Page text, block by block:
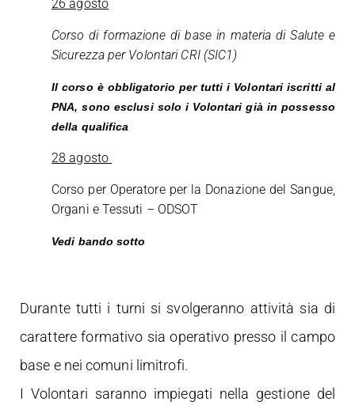
26 agosto
Corso di formazione di base in materia di Salute e
Sicurezza per Volontari CRI (SIC1)
Il corso è obbligatorio per tutti i Volontari iscritti al
PNA, sono esclusi solo i Volontari già in possesso
della qualifica
28 agosto
Corso per Operatore per la Donazione del Sangue,
Organi e Tessuti – ODSOT
Vedi bando sotto
Durante tutti i turni si svolgeranno attività sia di
carattere formativo sia operativo presso il campo
base e nei comuni limitrofi.
I Volontari saranno impiegati nella gestione del